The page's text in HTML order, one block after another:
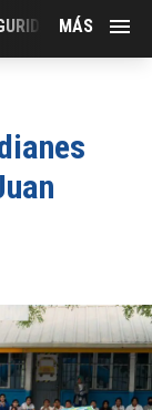
JALISCO
MÁS